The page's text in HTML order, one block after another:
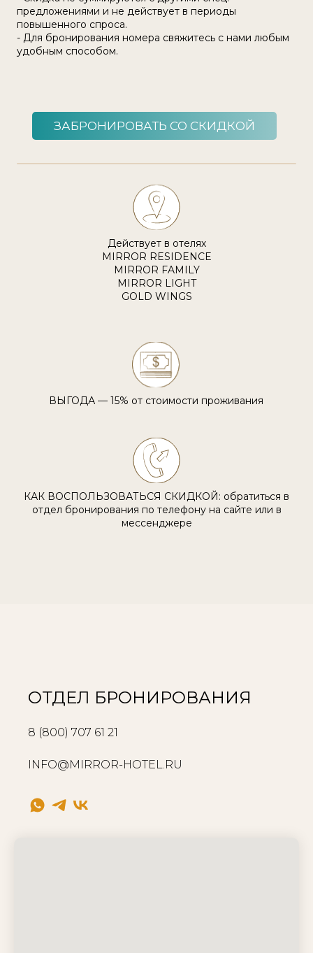
предложениями и не действует в периоды
повышенного спроса.
- Для бронирования номера свяжитесь с нами любым
удобным способом.
Действует в отелях
MIRROR RESIDENCE
MIRROR FAMILY
MIRROR LIGHT
GOLD WINGS
ВЫГОДА — 15% от стоимости проживания
КАК ВОСПОЛЬЗОВАТЬСЯ СКИДКОЙ: обратиться в
отдел бронирования по телефону на сайте или в
мессенджере
ЗАБРОНИРОВАТЬ СО СКИДКОЙ
ОТДЕЛ БРОНИРОВАНИЯ
8 (800) 707 61 21
INFO@MIRROR-HOTEL.RU